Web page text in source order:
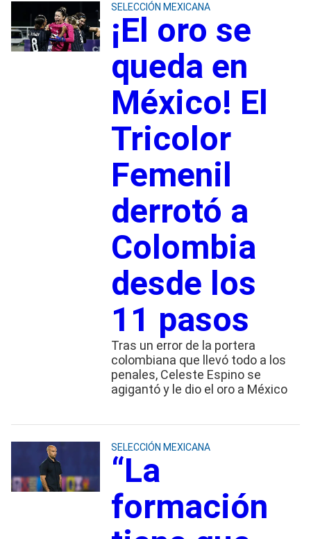
SELECCIÓN MEXICANA
¡El oro se
queda en
México! El
Tricolor
Femenil
derrotó a
Colombia
desde los
11 pasos
Tras un error de la portera
colombiana que llevó todo a los
penales, Celeste Espino se
agigantó y le dio el oro a México
SELECCIÓN MEXICANA
“La
formación